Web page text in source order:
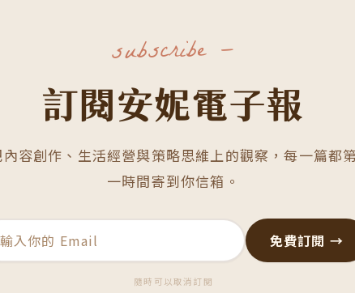
subscribe —
訂閱安妮電子報
內容創作、生活經營與策略思維上的觀察，每一篇都
一時間寄到你信箱。
免費訂閱 →
隨時可以取消訂閱